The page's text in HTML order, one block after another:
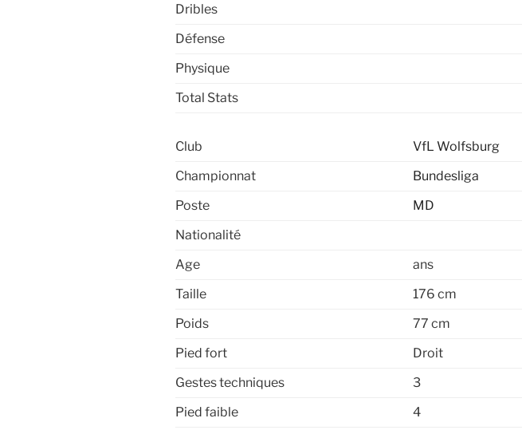
Dribles
Défense
Physique
Total Stats
Club
VfL Wolfsburg
Championnat
Bundesliga
Poste
MD
Nationalité
Age
ans
Taille
176 cm
Poids
77 cm
Pied fort
Droit
Gestes techniques
3
Pied faible
4